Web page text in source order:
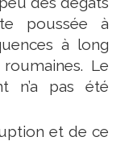
poussée à
à long
Le
n’a pas été
et de ce